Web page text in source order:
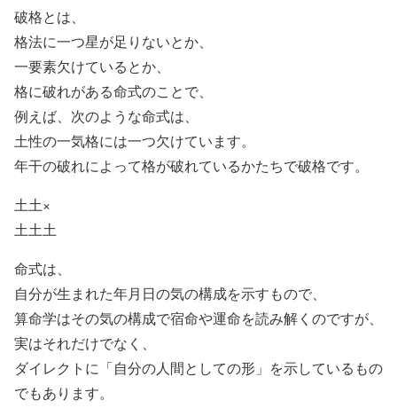
破格とは、
格法に一つ星が足りないとか、
一要素欠けているとか、
格に破れがある命式のことで、
例えば、次のような命式は、
土性の一気格には一つ欠けています。
年干の破れによって格が破れているかたちで破格です。
土土×
土土土
命式は、
自分が生まれた年月日の気の構成を示すもので、
算命学はその気の構成で宿命や運命を読み解くのですが、
実はそれだけでなく、
ダイレクトに「自分の人間としての形」を示しているもの
でもあります。